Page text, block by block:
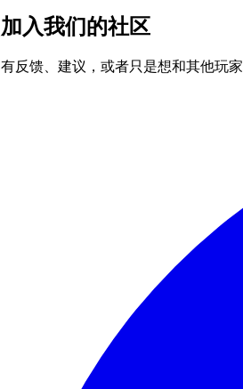
加入我们的社区
有反馈、建议，或者只是想和其他玩